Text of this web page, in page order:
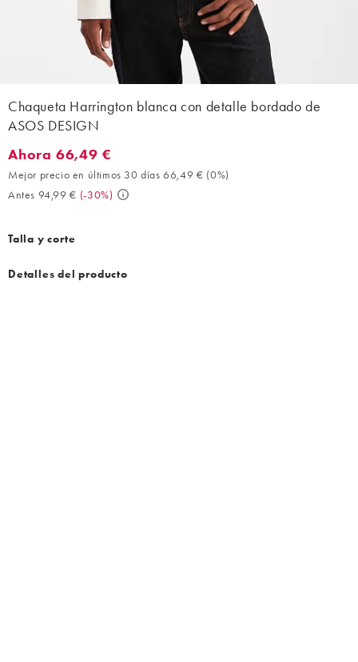
Chaqueta Harrington blanca con detalle bordado de
ASOS DESIGN
Ahora 66,49 €. Mejor precio en últimos 30 días 66,49 € (0%).
Ahora 66,49 €
Mejor precio en últimos 30 días 66,49 € (0%)
Antes 94,99 € (-30%)
Talla y corte
Detalles del producto